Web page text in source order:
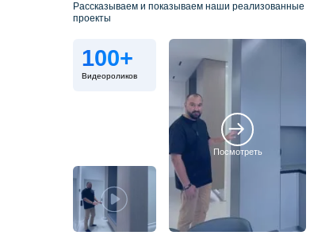
Рассказываем и показываем наши реализованные
проекты
100+
Видеороликов
Посмотреть